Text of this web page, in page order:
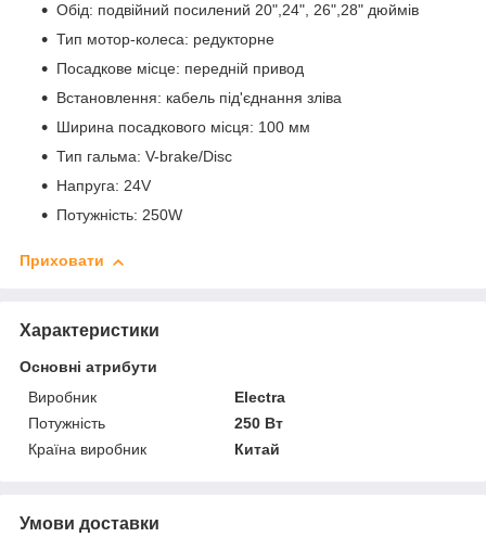
Обід: подвійний посилений 20",24", 26",28" дюймів
Тип мотор-колеса: редукторне
Посадкове місце: передній привод
Встановлення: кабель під'єднання зліва
Ширина посадкового місця: 100 мм
Тип гальма: V-brake/Disc
Напруга: 24V
Потужність: 250W
Приховати
Характеристики
Основні атрибути
Виробник
Electra
Потужність
250 Вт
Країна виробник
Китай
Умови доставки